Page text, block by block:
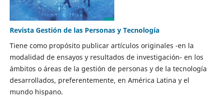
Revista Gestión de las Personas y Tecnología
Tiene como propósito publicar artículos originales -en la
modalidad de ensayos y resultados de investigación- en los
ámbitos o áreas de la gestión de personas y de la tecnología
desarrollados, preferentemente, en América Latina y el
mundo hispano.